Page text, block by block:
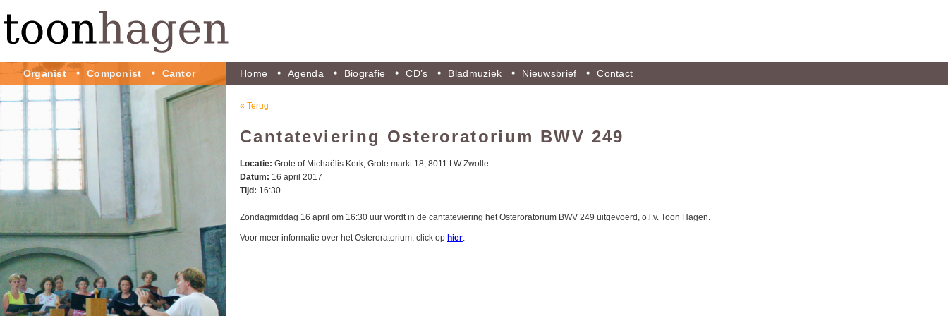
Home Agenda Biografie CD’s Bladmuziek Nieuwsbrief Contact
Organist Componist Cantor
« Terug
Cantateviering Osteroratorium BWV 249
Locatie: Grote of Michaëlis Kerk, Grote markt 18, 8011 LW Zwolle.
Datum: 16 april 2017
Tijd: 16:30
Zondagmiddag 16 april om 16:30 uur wordt in de cantateviering het Osteroratorium BWV 249 uitgevoerd, o.l.v. Toon Hagen.
Voor meer informatie over het Osteroratorium, click op hier.